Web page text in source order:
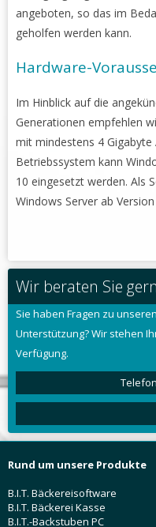
angeboten, so das im
geholfen werden kann.
Hardware-
Im Hinblick auf die
Generationen empfehlen
mit mindestens 4 Gigabyte
Betriebssystem kann
10 eingesetzt werden. Als
Windows Server ab
Wir beraten Sie gern
Sie haben Fragen zu
Unterstützung? Wir stehen
Verfügung.
Rund um unsere Produkte
B.I.T. Bäckereisoftware
B.I.T. Bäckerei Kasse
B.I.T.-Backstuben PC